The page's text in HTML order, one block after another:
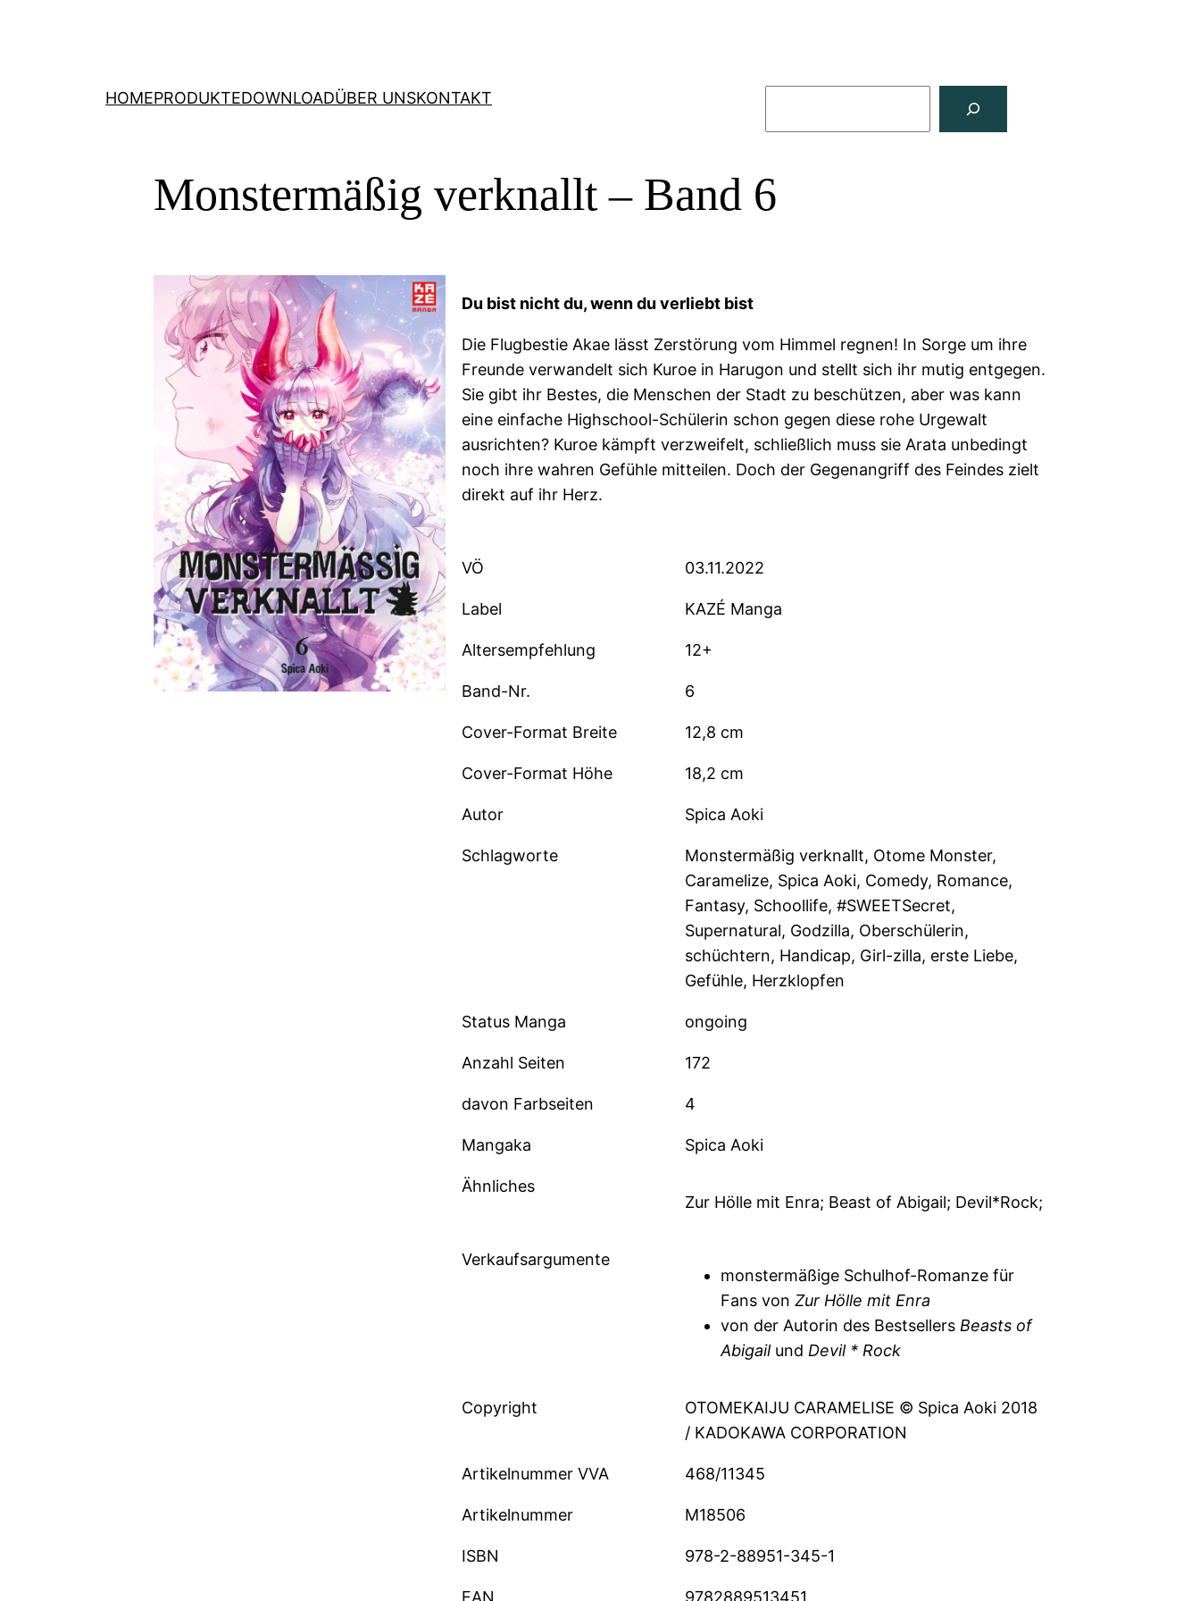
HOMEPRODUKTEDOWNLOADÜBER UNSKONTAKT
e
Monstermäßig verknallt – Band 6
Du bist nicht du, wenn du verliebt bist
Die Flugbestie Akae lässt Zerstörung vom Himmel regnen! In Sorge um ihre
Freunde verwandelt sich Kuroe in Harugon und stellt sich ihr mutig entgegen.
Sie gibt ihr Bestes, die Menschen der Stadt zu beschützen, aber was kann
eine einfache Highschool-Schülerin schon gegen diese rohe Urgewalt
ausrichten? Kuroe kämpft verzweifelt, schließlich muss sie Arata unbedingt
noch ihre wahren Gefühle mitteilen. Doch der Gegenangriff des Feindes zielt
direkt auf ihr Herz.
VÖ 03.11.2022
Label KAZÉ Manga
Altersempfehlung 12+
Band-Nr. 6
Cover-Format Breite 12,8 cm
Cover-Format Höhe 18,2 cm
Autor Spica Aoki
Schlagworte
Monstermäßig verknallt, Otome Monster,
Caramelize, Spica Aoki, Comedy, Romance,
Fantasy, Schoollife, #SWEETSecret,
Supernatural, Godzilla, Oberschülerin,
schüchtern, Handicap, Girl-zilla, erste Liebe,
Gefühle, Herzklopfen
Status Manga ongoing
Anzahl Seiten 172
davon Farbseiten 4
Mangaka Spica Aoki
Ähnliches
Zur Hölle mit Enra; Beast of Abigail; Devil*Rock;
Verkaufsargumente
monstermäßige Schulhof-Romanze für
Fans von Zur Hölle mit Enra
von der Autorin des Bestsellers Beasts of
Abigailund Devil * Rock
Copyright
OTOMEKAIJU CARAMELISE © Spica Aoki 2018
/ KADOKAWA CORPORATION
Artikelnummer VVA 468/11345
Artikelnummer M18506
ISBN 978-2-88951-345-1
EAN 9782889513451